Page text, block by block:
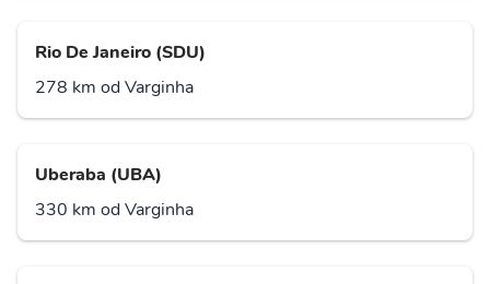
Rio De Janeiro (SDU)
278 km od Varginha
Uberaba (UBA)
330 km od Varginha